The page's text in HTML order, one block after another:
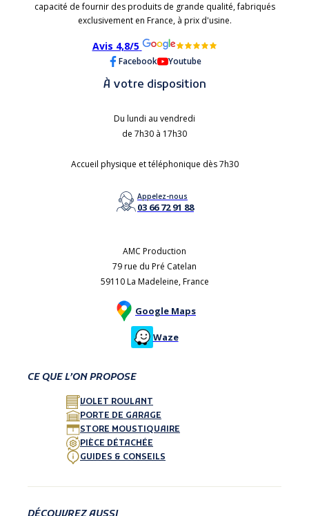
capacité de fournir des produits de grande qualité, fabriqués
exclusivement en France, à prix d'usine.
Avis 4,8/5
Facebook Youtube
À votre disposition
Du lundi au vendredi
de 7h30 à 17h30
Accueil physique et téléphonique dès 7h30
Appelez-nous
03 66 72 91 88
AMC Production
79 rue du Pré Catelan
59110 La Madeleine, France
Google Maps
Waze
CE QUE L’ON PROPOSE
VOLET ROULANT
PORTE DE GARAGE
STORE MOUSTIQUAIRE
PIÈCE DÉTACHÉE
GUIDES & CONSEILS